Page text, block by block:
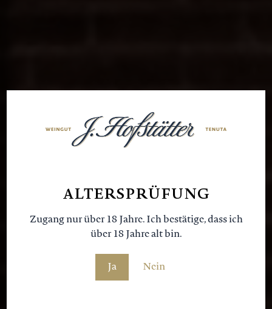
ALTERSPRÜFUNG
Zugang nur über 18 Jahre. Ich bestätige, dass ich
über 18 Jahre alt bin.
Ja Nein
Herzlich